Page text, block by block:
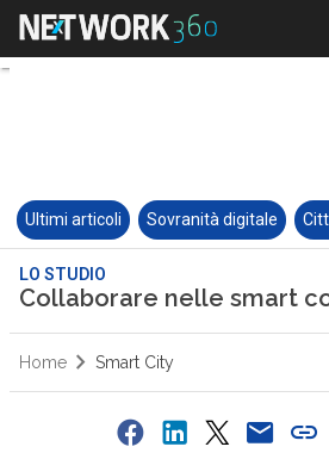
Ultimi articoli Sovranità digitale
LO STUDIO
Collaborare nelle smart
Home Smart City